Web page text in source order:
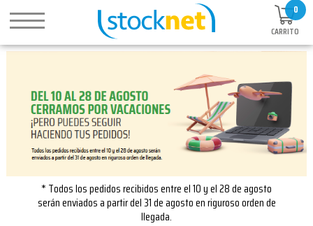
0
CARRITO
* Todos los pedidos recibidos entre el 10 y el 28 de agosto
serán enviados a partir del 31 de agosto en riguroso orden de
llegada.